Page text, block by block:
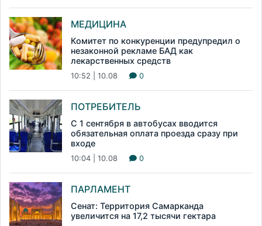
МЕДИЦИНА
Комитет по конкуренции предупредил о
незаконной рекламе БАД как
лекарственных средств
10:52 | 10.08 0
ПОТРЕБИТЕЛЬ
С 1 сентября в автобусах вводится
обязательная оплата проезда сразу при
входе
10:04 | 10.08 0
ПАРЛАМЕНТ
Сенат: Территория Самарканда
увеличится на 17,2 тысячи гектара